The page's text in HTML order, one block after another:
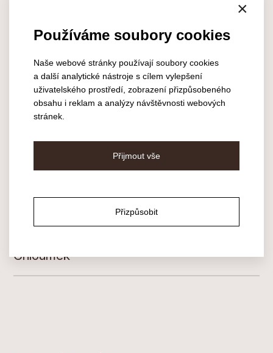
×
Používáme soubory cookies
Naše webové stránky používají soubory cookies
a další analytické nástroje s cílem vylepšení
uživatelského prostředí, zobrazení přizpůsobeného
obsahu i reklam a analýzy návštěvnosti webových
stránek.
Přijmout vše
Přizpůsobit
Točité schodiště model Blade
Chloumek